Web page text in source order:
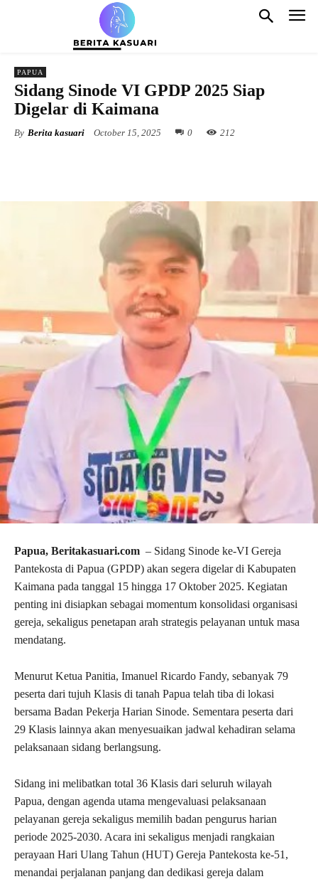
PAPUA
Sidang Sinode VI GPDP 2025 Siap
Digelar di Kaimana
By Berita kasuari October 15, 2025 0 212
Papua, Beritakasuari.com – Sidang Sinode ke-VI Gereja
Pantekosta di Papua (GPDP) akan segera digelar di Kabupaten
Kaimana pada tanggal 15 hingga 17 Oktober 2025. Kegiatan
penting ini disiapkan sebagai momentum konsolidasi organisasi
gereja, sekaligus penetapan arah strategis pelayanan untuk masa
mendatang.
Menurut Ketua Panitia, Imanuel Ricardo Fandy, sebanyak 79
peserta dari tujuh Klasis di tanah Papua telah tiba di lokasi
bersama Badan Pekerja Harian Sinode. Sementara peserta dari
29 Klasis lainnya akan menyesuaikan jadwal kehadiran selama
pelaksanaan sidang berlangsung.
Sidang ini melibatkan total 36 Klasis dari seluruh wilayah
Papua, dengan agenda utama mengevaluasi pelaksanaan
pelayanan gereja sekaligus memilih badan pengurus harian
periode 2025-2030. Acara ini sekaligus menjadi rangkaian
perayaan Hari Ulang Tahun (HUT) Gereja Pantekosta ke-51,
menandai perjalanan panjang dan dedikasi gereja dalam